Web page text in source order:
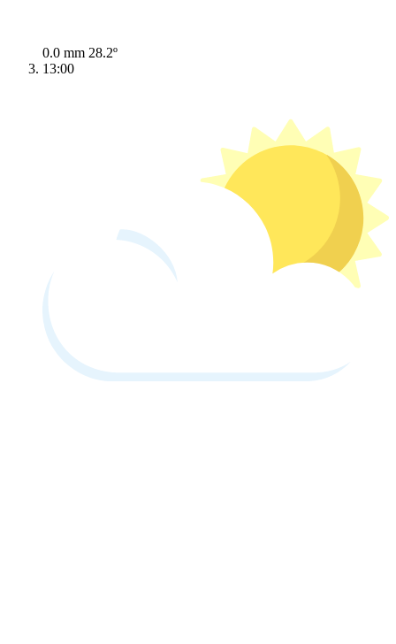
0.0 mm 28.2º
13:00